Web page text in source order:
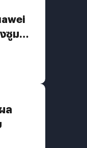
ซูม
ล